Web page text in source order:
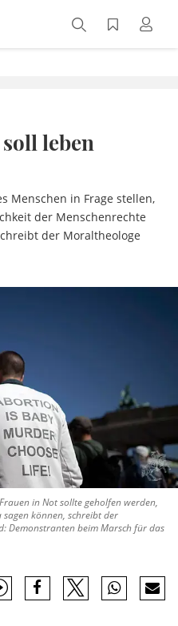
leben
Menschen in Frage stellen,
der Menschenrechte
der Moraltheologe
in Not sollte geholfen werden,
sagen können, schreibt der
Demonstranten beim Marsch für das